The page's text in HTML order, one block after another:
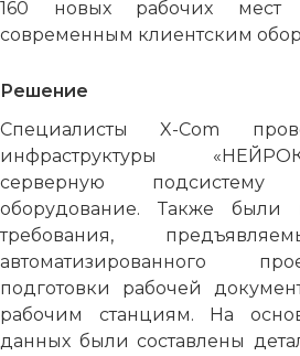
160 новых рабочих мест
современным клиентским
Решение
Специалисты X-Com
инфраструктуры
серверную
оборудование. Также были
требования,
автоматизированного
подготовки рабочей
рабочим станциям. На
данных были составлены